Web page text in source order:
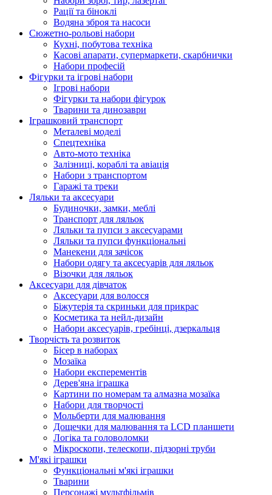
Рації та біноклі
Водяна зброя та насоси
Сюжетно-рольові набори
Кухні, побутова техніка
Касові апарати, супермаркети, скарбнички
Набори професій
Фігурки та ігрові набори
Ігрові набори
Фігурки та набори фігурок
Тварини та динозаври
Іграшковий транспорт
Металеві моделі
Спецтехніка
Авто-мото техніка
Залізниці, кораблі та авіація
Набори з транспортом
Гаражі та треки
Ляльки та аксесуари
Будиночки, замки, меблі
Транспорт для ляльок
Ляльки та пупси з аксесуарами
Ляльки та пупси функціональні
Манекени для зачісок
Набори одягу та аксесуарів для ляльок
Візочки для ляльок
Аксесуари для дівчаток
Аксесуари для волосся
Біжутерія та скриньки для прикрас
Косметика та нейл-дизайн
Набори аксесуарів, гребінці, дзеркальця
Творчість та розвиток
Бісер в наборах
Мозаїка
Набори експерементів
Дерев'яна іграшка
Картини по номерам та алмазна мозаїка
Набори для творчості
Мольберти для малювання
Дощечки для малювання та LCD планшети
Логіка та головоломки
Мікроскопи, телескопи, підзорні труби
М'які іграшки
Функціональні м'які іграшки
Тварини
Персонажі мультфільмів